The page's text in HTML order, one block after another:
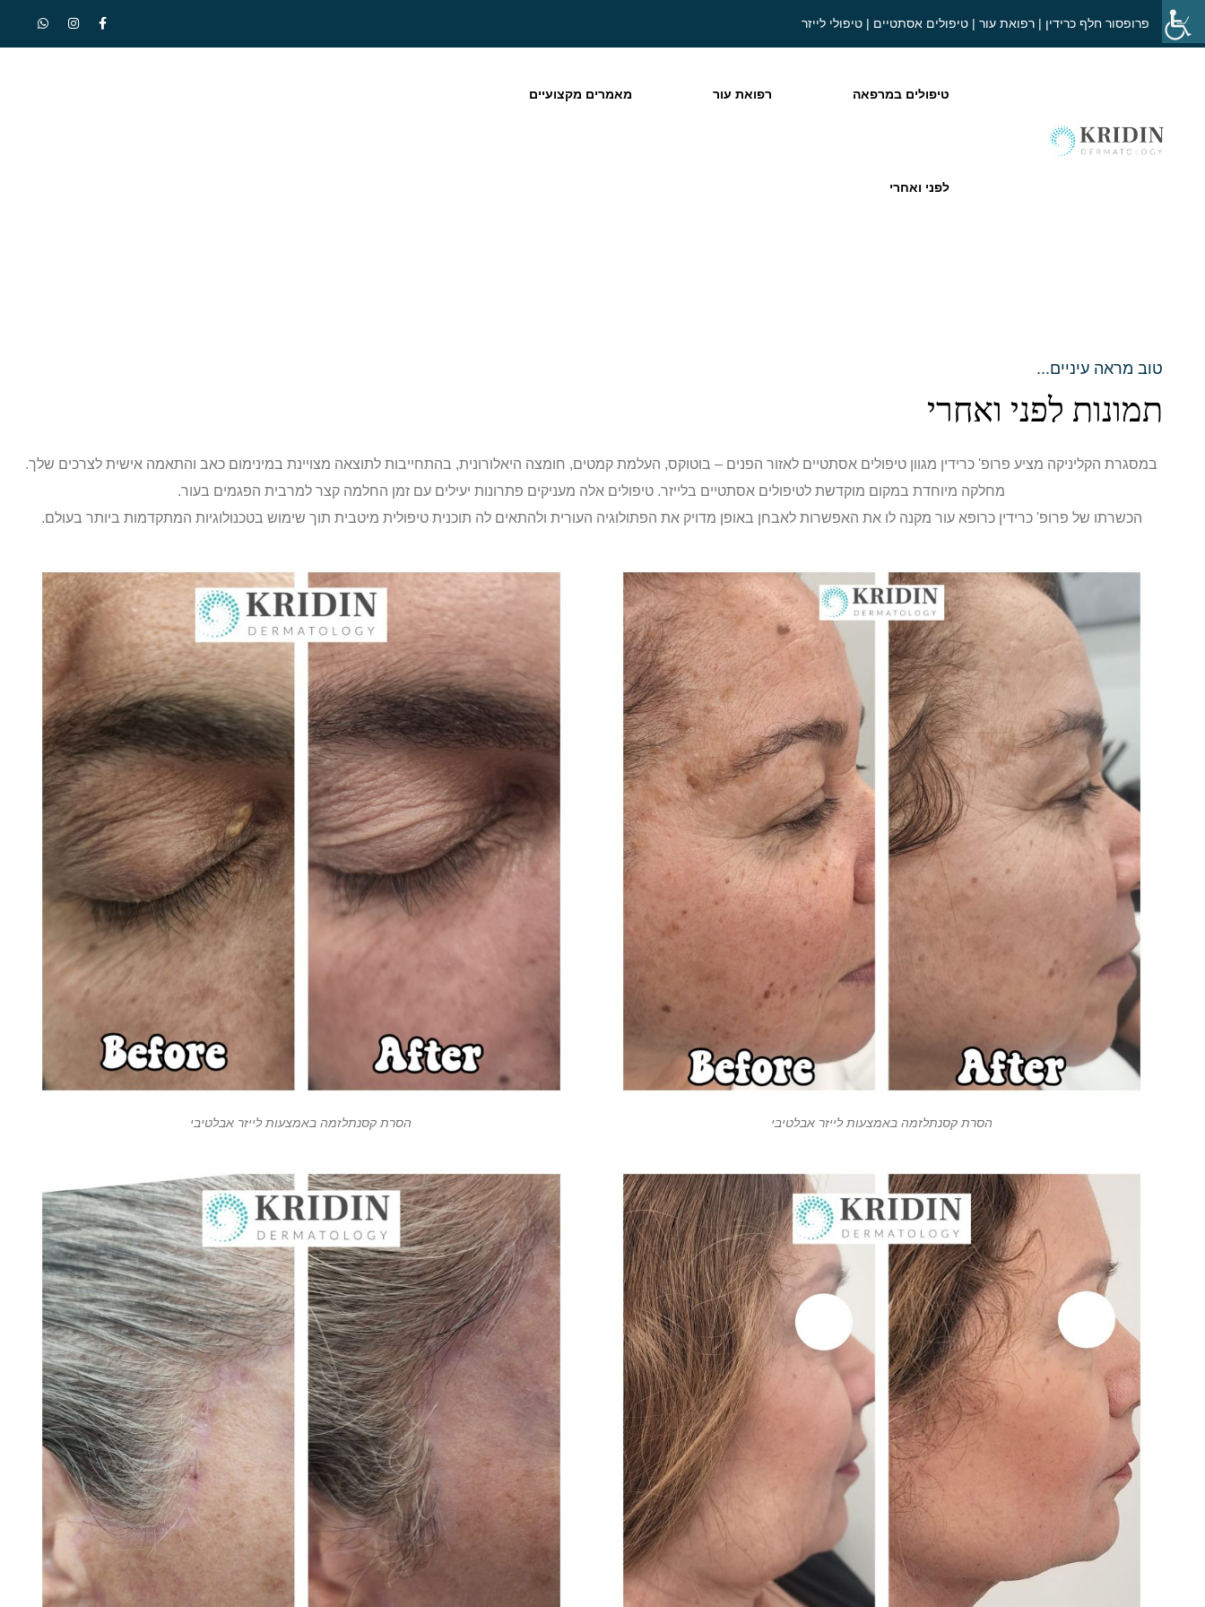
פרופסור חלף כרידין | רפואת עור | טיפולים אסתטיים | טיפולי לייזר
טיפולים במרפאה רפואת עור מאמרים מקצועיים
לפני ואחרי
טוב מראה עיניים...
תמונות לפני ואחרי
במסגרת הקליניקה מציע פרופ' כרידין מגוון טיפולים אסתטיים לאזור הפנים – בוטוקס, העלמת קמטים, חומצה היאלורונית, בהתחייבות לתוצאה מצויינת במינימום כאב והתאמה אישית לצרכים שלך.
מחלקה מיוחדת במקום מוקדשת לטיפולים אסתטיים בלייזר. טיפולים אלה מעניקים פתרונות יעילים עם זמן החלמה קצר למרבית הפגמים בעור.
הכשרתו של פרופ' כרידין כרופא עור מקנה לו את האפשרות לאבחן באופן מדויק את הפתולוגיה העורית ולהתאים לה תוכנית טיפולית מיטבית תוך שימוש בטכנולוגיות המתקדמות ביותר בעולם.
הסרת קסנתלזמה באמצעות לייזר אבלטיבי הסרת קסנתלזמה באמצעות לייזר אבלטיבי